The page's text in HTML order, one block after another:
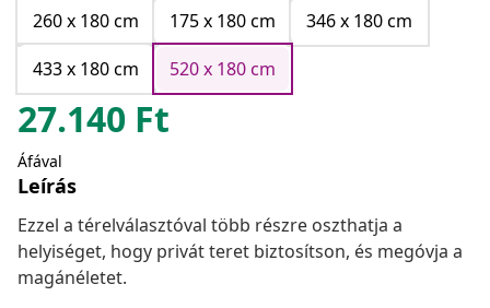
260 x 180 cm
175 x 180 cm
346 x 180 cm
433 x 180 cm
520 x 180 cm
27.140 Ft
Áfával
Leírás
Ezzel a térelválasztóval több részre oszthatja a
helyiséget, hogy privát teret biztosítson, és megóvja a
magánéletet.